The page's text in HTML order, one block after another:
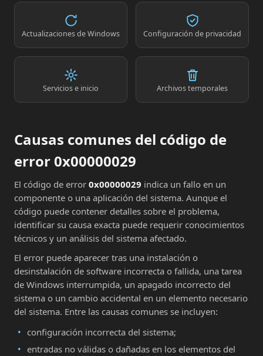
Actualizaciones de Windows Configuración de privacidad
Servicios e inicio Archivos temporales
Causas comunes del código de
error 0x00000029
El código de error 0x00000029 indica un fallo en un
componente o una aplicación del sistema. Aunque el
código puede contener detalles sobre el problema,
identificar su causa exacta puede requerir conocimientos
técnicos y un análisis del sistema afectado.
El error puede aparecer tras una instalación o
desinstalación de software incorrecta o fallida, una tarea
de Windows interrumpida, un apagado incorrecto del
sistema o un cambio accidental en un elemento necesario
del sistema. Entre las causas comunes se incluyen:
configuración incorrecta del sistema;
entradas no válidas o dañadas en los elementos del